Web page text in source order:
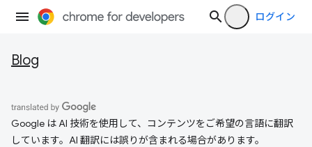
ログイン
Blog
Google は AI 技術を使用して、コンテンツをご希望の言語に翻訳
しています。AI 翻訳には誤りが含まれる場合があります。